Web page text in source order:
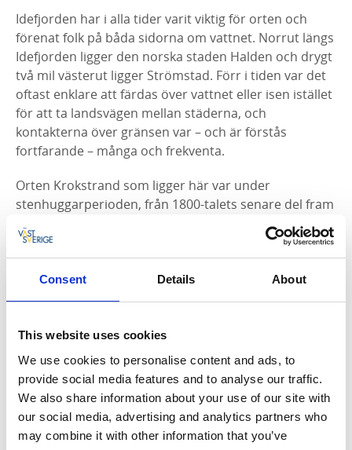
Consent Details About
This website uses cookies
We use cookies to personalise content and ads, to
provide social media features and to analyse our traffic.
We also share information about your use of our site with
our social media, advertising and analytics partners who
may combine it with other information that you’ve
Idefjorden har i alla tider varit viktig för orten och
förenat folk på båda sidorna om vattnet. Norrut längs
Idefjorden ligger den norska staden Halden och drygt
två mil västerut ligger Strömstad. Förr i tiden var det
oftast enklare att färdas över vattnet eller isen istället
för att ta landsvägen mellan städerna, och
kontakterna över gränsen var – och är förstås
fortfarande – många och frekventa.
Orten Krokstrand som ligger här var under
stenhuggarperioden, från 1800-talets senare del fram
till 1970-talet, ett betydelsefullt stenhuggarsamhälle.
Härifrån skeppades otaliga laster med bland annat
gatsten till stora delar av världen. Idag är orten ett
minnesmärke för en typisk bohuslänsk industriepok.
Detta kan man bland annat se på den stora
naturen och Sveriges första Folkets hus från 1902.
Fakta om leden
Längd: